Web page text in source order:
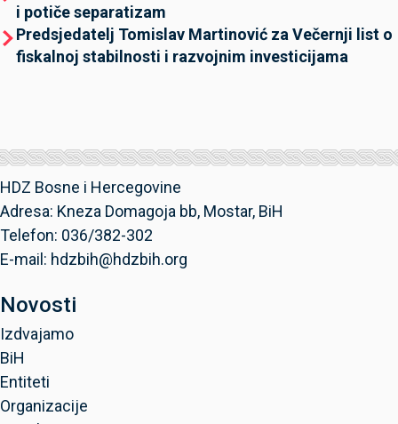
i potiče separatizam
Predsjedatelj Tomislav Martinović za Večernji list o
fiskalnoj stabilnosti i razvojnim investicijama
HDZ Bosne i Hercegovine
Adresa: Kneza Domagoja bb, Mostar, BiH
Telefon: 036/382-302
E-mail: hdzbih@hdzbih.org
Novosti
Izdvajamo
BiH
Entiteti
Organizacije